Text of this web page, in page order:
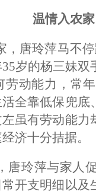
温情入农
，唐玲萍马不
岁的杨三妹
劳动能力，常
全靠低保兜
虽有劳动能
济十分拮据。
唐玲萍与家人
开支明细以